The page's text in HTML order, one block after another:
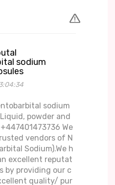
sodium
sodium
powder and
We
vendors of N
Sodium).We h
excellent reputat
by providing our c
quality/ pur